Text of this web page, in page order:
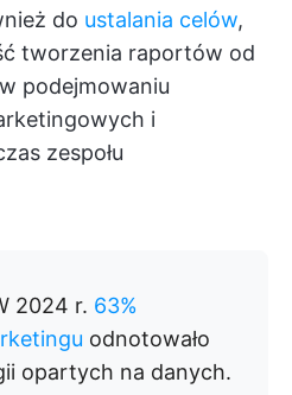
do ustalania celów,
tworzenia raportów od
podejmowaniu
i
zespołu
2024 r. 63%
odnotowało
opartych na danych.